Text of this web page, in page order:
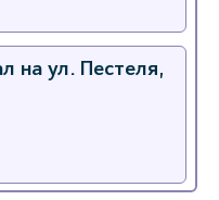
на ул. Пестеля,